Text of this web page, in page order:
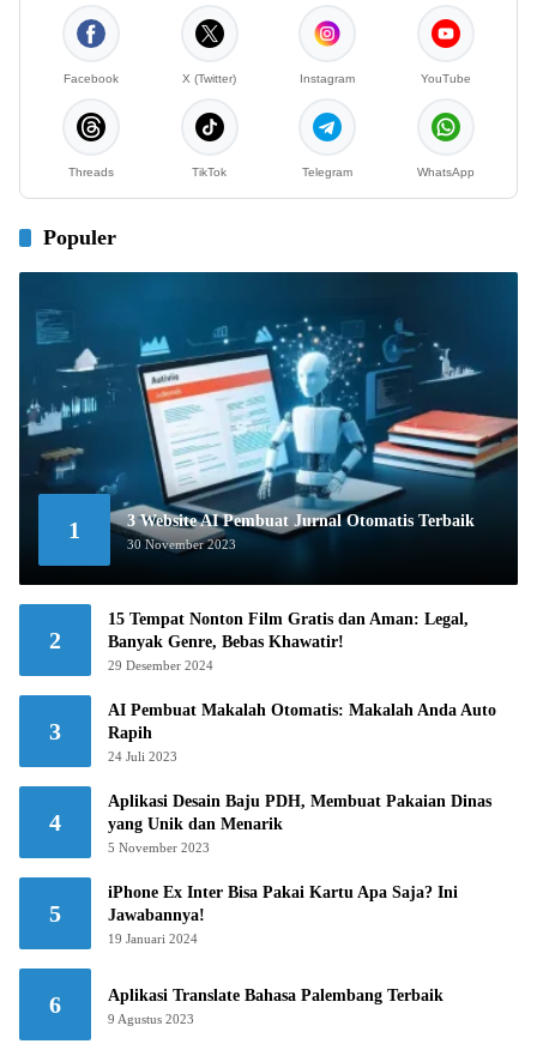
Facebook X (Twitter) Instagram YouTube
Threads TikTok Telegram WhatsApp
Populer
1 3 Website AI Pembuat Jurnal Otomatis Terbaik
30 November 2023
2
15 Tempat Nonton Film Gratis dan Aman: Legal,
Banyak Genre, Bebas Khawatir!
29 Desember 2024
3
AI Pembuat Makalah Otomatis: Makalah Anda Auto
Rapih
24 Juli 2023
4
Aplikasi Desain Baju PDH, Membuat Pakaian Dinas
yang Unik dan Menarik
5 November 2023
5
iPhone Ex Inter Bisa Pakai Kartu Apa Saja? Ini
Jawabannya!
19 Januari 2024
6 Aplikasi Translate Bahasa Palembang Terbaik
9 Agustus 2023